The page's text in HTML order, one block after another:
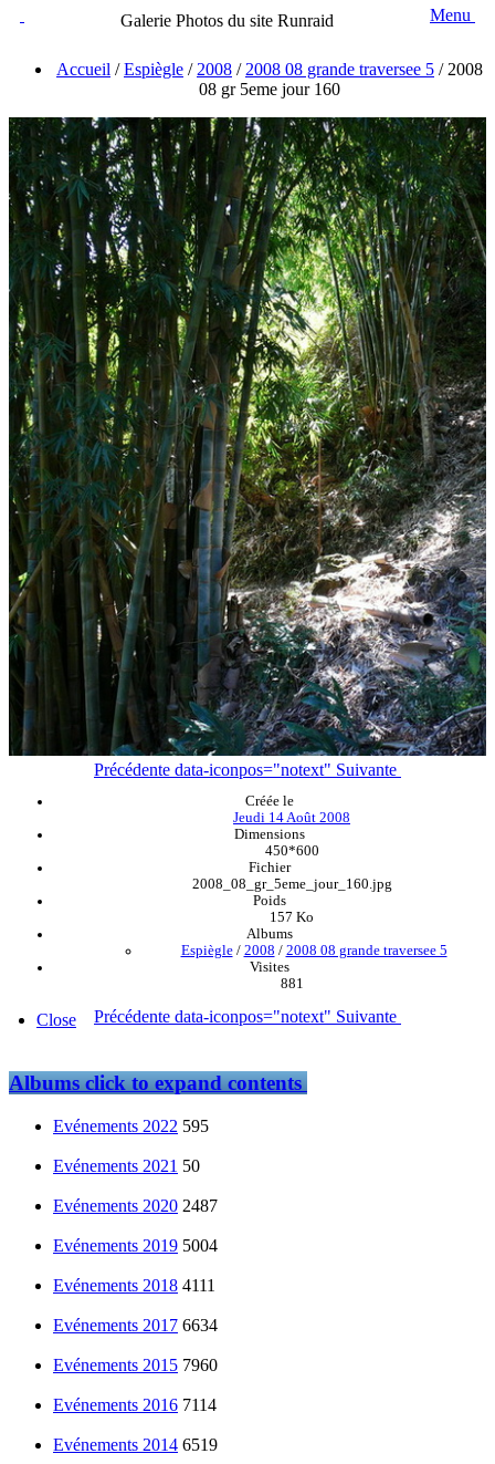
Galerie Photos du site Runraid Menu
Accueil /Espiègle / 2008 / 2008 08 grande traversee 5 / 2008
08 gr 5eme jour 160
Précédente data-iconpos="notext" Suivante
Créée le
Jeudi 14 Août 2008
Dimensions
450*600
Fichier
2008_08_gr_5eme_jour_160.jpg
Poids
157 Ko
Albums
Espiègle/ 2008 / 2008 08 grande traversee 5
Visites
881
Précédente data-iconpos="notext" Suivante
Close
Albumsclick to expand contents
Evénements 2022 595
Evénements 2021 50
Evénements 2020 2487
Evénements 2019 5004
Evénements 2018 4111
Evénements 2017 6634
Evénements 2015 7960
Evénements 2016 7114
Evénements 2014 6519